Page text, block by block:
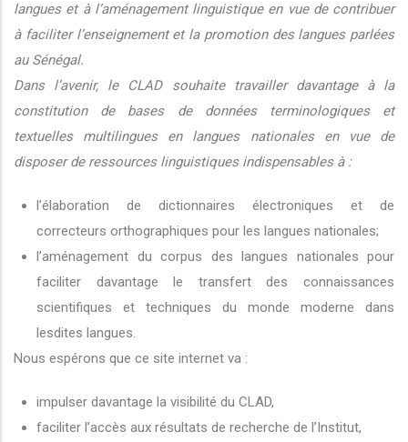
langues et à l’aménagement linguistique en vue de contribuer
à faciliter l’enseignement et la promotion des langues parlées
au Sénégal.
Dans l’avenir, le CLAD souhaite travailler davantage à la
constitution de bases de données terminologiques et
textuelles multilingues en langues nationales en vue de
disposer de ressources linguistiques indispensables à :
l’élaboration de dictionnaires électroniques et de
correcteurs orthographiques pour les langues nationales;
l’aménagement du corpus des langues nationales pour
faciliter davantage le transfert des connaissances
scientifiques et techniques du monde moderne dans
lesdites langues.
Nous espérons que ce site internet va :
impulser davantage la visibilité du CLAD,
faciliter l’accès aux résultats de recherche de l’Institut,